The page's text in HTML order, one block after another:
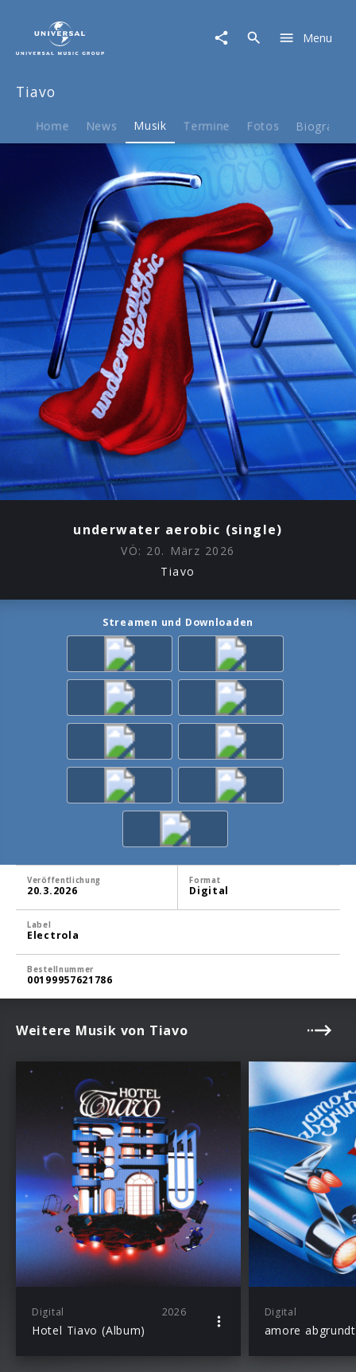
aerobic
Menu
Tiavo
Home News Musik Termine Fotos Biografie
underwater aerobic (single)
VÖ: 20. März 2026
Tiavo
Streamen und Downloaden
Veröffentlichung
20.3.2026
Format
Digital
Label
Electrola
Bestellnummer
00199957621786
Weitere Musik von Tiavo
Digital 2026
Hotel Tiavo (Album)
Digital
amore